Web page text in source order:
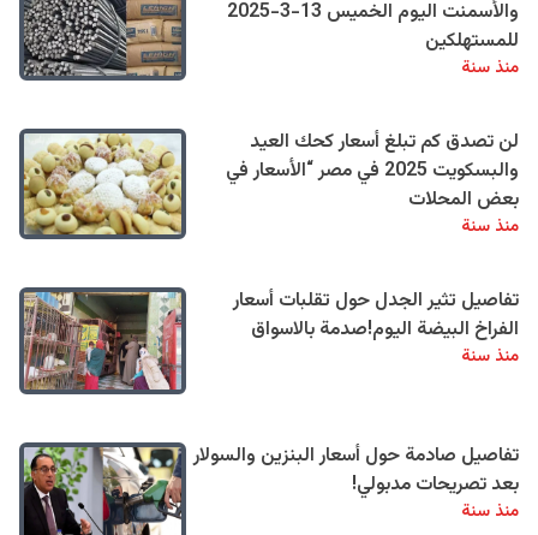
والأسمنت اليوم الخميس 13-3-2025
للمستهلكين
منذ سنة
لن تصدق كم تبلغ أسعار كحك العيد
والبسكويت 2025 في مصر “الأسعار في
بعض المحلات
منذ سنة
تفاصيل تثير الجدل حول تقلبات أسعار
الفراخ البيضة اليوم!صدمة بالاسواق
منذ سنة
تفاصيل صادمة حول أسعار البنزين والسولار
بعد تصريحات مدبولي!
منذ سنة